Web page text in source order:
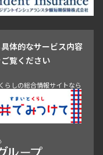
橋・王子
目黒・中目黒
体的なサービス内容
覧ください
らしの総合情報サイトなら